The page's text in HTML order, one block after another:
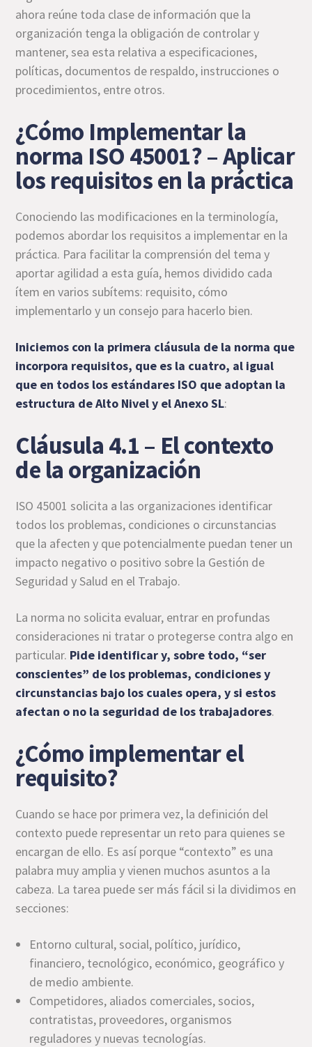
ahora reúne toda clase de información que la
organización tenga la obligación de controlar y
mantener, sea esta relativa a especificaciones,
políticas, documentos de respaldo, instrucciones o
procedimientos, entre otros.
¿Cómo Implementar la
norma ISO 45001? – Aplicar
los requisitos en la práctica
Conociendo las modificaciones en la terminología,
podemos abordar los requisitos a implementar en la
práctica. Para facilitar la comprensión del tema y
aportar agilidad a esta guía, hemos dividido cada
ítem en varios subítems: requisito, cómo
implementarlo y un consejo para hacerlo bien.
Iniciemos con la primera cláusula de la norma que
incorpora requisitos, que es la cuatro, al igual
que en todos los estándares ISO que adoptan la
estructura de Alto Nivel y el Anexo SL:
Cláusula 4.1 – El contexto
de la organización
ISO 45001 solicita a las organizaciones identificar
todos los problemas, condiciones o circunstancias
que la afecten y que potencialmente puedan tener un
impacto negativo o positivo sobre la Gestión de
Seguridad y Salud en el Trabajo.
La norma no solicita evaluar, entrar en profundas
consideraciones ni tratar o protegerse contra algo en
particular. Pide identificar y, sobre todo, “ser
conscientes” de los problemas, condiciones y
circunstancias bajo los cuales opera, y si estos
afectan o no laseguridad de los trabajadores.
¿Cómo implementar el
requisito?
Cuando se hace por primera vez, la definición del
contexto puede representar un reto para quienes se
encargan de ello. Es así porque “contexto” es una
palabra muy amplia y vienen muchos asuntos a la
cabeza. La tarea puede ser más fácil si la dividimos en
secciones:
Entorno cultural, social, político, jurídico,
financiero, tecnológico, económico, geográfico y
de medio ambiente.
Competidores, aliados comerciales, socios,
contratistas, proveedores, organismos
reguladores y nuevas tecnologías.